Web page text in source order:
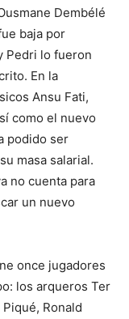
Dembélé
baja por
Pedri lo fueron
En la
Ansu Fati,
como el nuevo
podido ser
masa salarial.
no cuenta para
un nuevo
once jugadores
los arqueros Ter
Ronald